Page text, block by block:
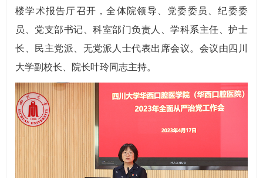
楼学术报告厅召开，全体院领导、党委委员、纪委委
员、党支部书记、科室部门负责人、学科系主任、护士
长、民主党派、无党派人士代表出席会议。会议由四川
大学副校长、院长叶玲同志主持。